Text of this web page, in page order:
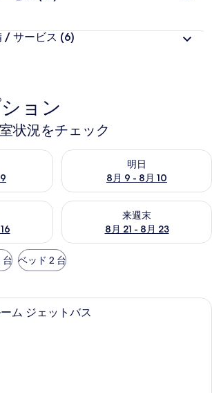
/ サービス (6)
ョン
状況をチェック
室状況をチェック
明日
8月 9 - 8月 10
明日 8月 9 - 8月 10 の空室状
の空室状況をチェック
来週末
8月 21 - 8月 23
来週末 8月 21 - 8月 23 の空室
台 ベッド 2 台
ミニバー、セーフティボックス (室内
ム ジェットバス